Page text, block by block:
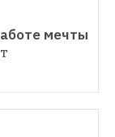
мечты